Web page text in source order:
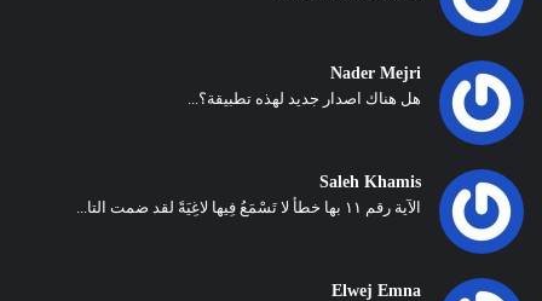
Nader Mejri
هل هناك اصدار جديد لهذه تطبيقة؟...
Saleh Khamis
الآية رقم ١١ بها خطأ لا تَسْمَعُ فِيها لاغِيَةً لقد ضمت التا...
Elwej Emna